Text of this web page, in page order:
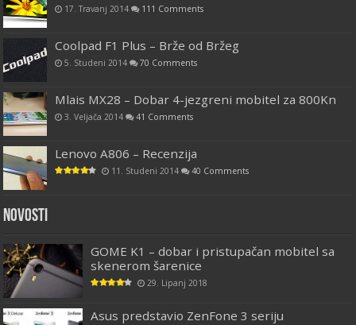
17. Travanj 2014 111 Comments
Coolpad F1 Plus – Brže od Bržeg
5. Studeni 2014 70 Comments
Mlais MX28 – Dobar 4-jezgreni mobitel za 800Kn
3. Veljača 2014 41 Comments
Lenovo A806 – Recenzija
11. Studeni 2014 40 Comments
Novosti
GOME K1 – dobar i pristupačan mobitel sa
skenerom šarenice
29. Lipanj 2018
Asus predstavio ZenFone 3 seriju